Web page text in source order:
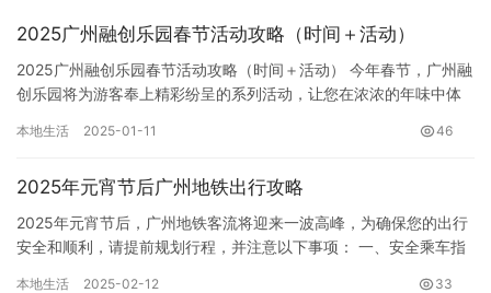
2025广州融创乐园春节活动攻略（时间＋活动）
2025广州融创乐园春节活动攻略（时间＋活动） 今年春节，广州融
创乐园将为游客奉上精彩纷呈的系列活动，让您在浓浓的年味中体
本地生活 2025-01-11 46
2025年元宵节后广州地铁出行攻略
2025年元宵节后，广州地铁客流将迎来一波高峰，为确保您的出行
安全和顺利，请提前规划行程，并注意以下事项： 一、安全乘车指
本地生活 2025-02-12 33